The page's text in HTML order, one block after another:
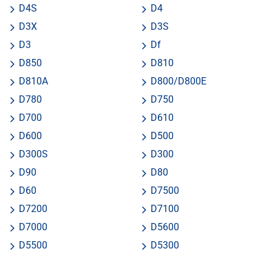
D4S
D4
D3X
D3S
D3
Df
D850
D810
D810A
D800/D800E
D780
D750
D700
D610
D600
D500
D300S
D300
D90
D80
D60
D7500
D7200
D7100
D7000
D5600
D5500
D5300